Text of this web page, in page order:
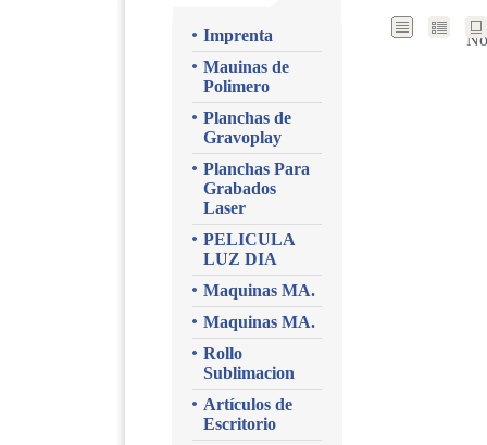
Imprenta
Mauinas de
Polimero
Planchas de
Gravoplay
Planchas Para
Grabados
Laser
PELICULA
LUZ DIA
Maquinas MA.
Maquinas MA.
Rollo
Sublimacion
Artículos de
Escritorio